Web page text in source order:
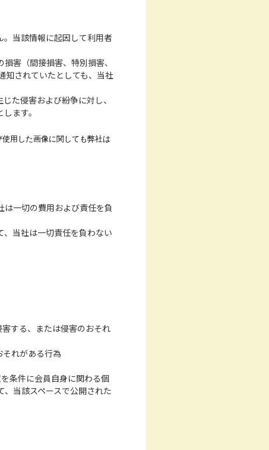
当該情報に起因して利用者
害（間接損害、特別損害、
知されていたとしても、当社
た侵害および紛争に対し、
ます。
用した画像に関しても弊社は
一切の費用および責任を負
当社は一切責任を負わない
する、または侵害のおそれ
それがある行為
条件に会員自身に関わる個
当該スペースで公開された